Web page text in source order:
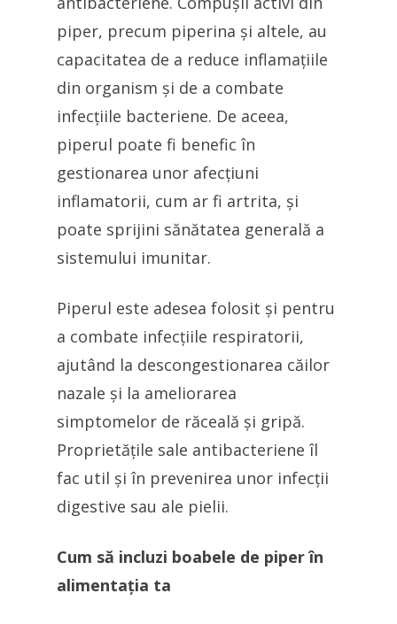
piper, precum piperina și altele, au
capacitatea de a reduce inflamațiile
din organism și de a combate
infecțiile bacteriene. De aceea,
piperul poate fi benefic în
gestionarea unor afecțiuni
inflamatorii, cum ar fi artrita, și
poate sprijini sănătatea generală a
sistemului imunitar.
Piperul este adesea folosit și pentru
a combate infecțiile respiratorii,
ajutând la descongestionarea căilor
nazale și la ameliorarea
simptomelor de răceală și gripă.
Proprietățile sale antibacteriene îl
fac util și în prevenirea unor infecții
digestive sau ale pielii.
Cum să incluzi boabele de piper în
alimentația ta